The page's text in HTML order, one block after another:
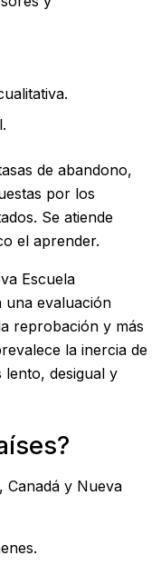
de abandono,
por los
Se atiende
el aprender.
Escuela
una evaluación
reprobación y más
la inercia de
lento, desigual y
Canadá y Nueva